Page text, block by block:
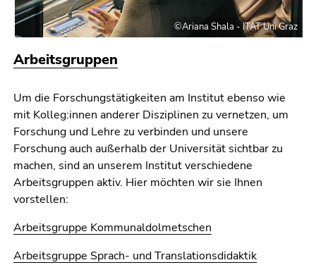
©Ariana Shala - ITAT Uni Graz
Arbeitsgruppen
Um die Forschungstätigkeiten am Institut ebenso wie
mit Kolleg:innen anderer Disziplinen zu vernetzen, um
Forschung und Lehre zu verbinden und unsere
Forschung auch außerhalb der Universität sichtbar zu
machen, sind an unserem Institut verschiedene
Arbeitsgruppen aktiv. Hier möchten wir sie Ihnen
vorstellen:
Arbeitsgruppe Kommunaldolmetschen
Arbeitsgruppe Sprach- und Translationsdidaktik